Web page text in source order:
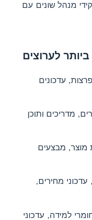
מנהל שונים עם
לערוצים
עדכונים
מדריכים ותוכן
מוצר, מבצעים
מחירים,
למידה, עדכוני